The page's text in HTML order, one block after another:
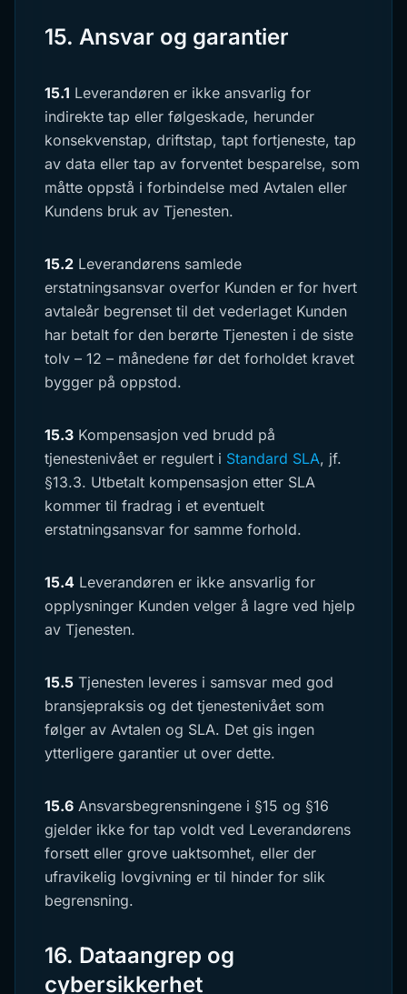
15. Ansvar og garantier
15.1 Leverandøren er ikke ansvarlig for
indirekte tap eller følgeskade, herunder
konsekvenstap, driftstap, tapt fortjeneste, tap
av data eller tap av forventet besparelse, som
måtte oppstå i forbindelse med Avtalen eller
Kundens bruk av Tjenesten.
15.2 Leverandørens samlede
erstatningsansvar overfor Kunden er for hvert
avtaleår begrenset til det vederlaget Kunden
har betalt for den berørte Tjenesten i de siste
tolv – 12 – månedene før det forholdet kravet
bygger på oppstod.
15.3 Kompensasjon ved brudd på
tjenestenivået er regulert i Standard SLA, jf.
§13.3. Utbetalt kompensasjon etter SLA
kommer til fradrag i et eventuelt
erstatningsansvar for samme forhold.
15.4 Leverandøren er ikke ansvarlig for
opplysninger Kunden velger å lagre ved hjelp
av Tjenesten.
15.5 Tjenesten leveres i samsvar med god
bransjepraksis og det tjenestenivået som
følger av Avtalen og SLA. Det gis ingen
ytterligere garantier ut over dette.
15.6 Ansvarsbegrensningene i §15 og §16
gjelder ikke for tap voldt ved Leverandørens
forsett eller grove uaktsomhet, eller der
ufravikelig lovgivning er til hinder for slik
begrensning.
16. Dataangrep og
cybersikkerhet